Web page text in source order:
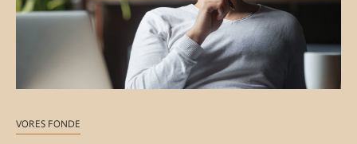
VORES FONDE